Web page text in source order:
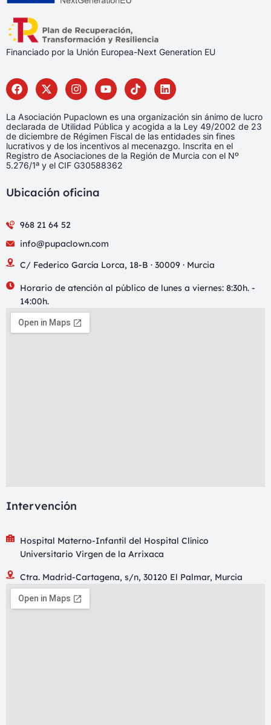
Financiado por la Unión Europea-Next Generation EU
La Asociación Pupaclown es una organización sin ánimo de lucro
declarada de Utilidad Pública y acogida a la Ley 49/2002 de 23
de diciembre de Régimen Fiscal de las entidades sin fines
lucrativos y de los incentivos al mecenazgo. Inscrita en el
Registro de Asociaciones de la Región de Murcia con el Nº
5.276/1ª y el CIF G30588362
Ubicación oficina
968 21 64 52
info@pupaclown.com
C/ Federico García Lorca, 18-B · 30009 · Murcia
Horario de atención al público de lunes a viernes: 8:30h. -
14:00h.
Intervención
Hospital Materno-Infantil del Hospital Clínico
Universitario Virgen de la Arrixaca
Ctra. Madrid-Cartagena, s/n, 30120 El Palmar, Murcia